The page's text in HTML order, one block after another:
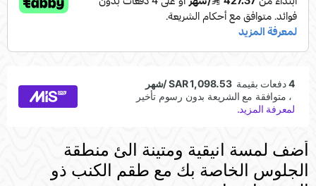
أضف لمسة انيقية ومتينة الئ منطقة
الجلوس الخاصة بك مع طقم الكنب ذو